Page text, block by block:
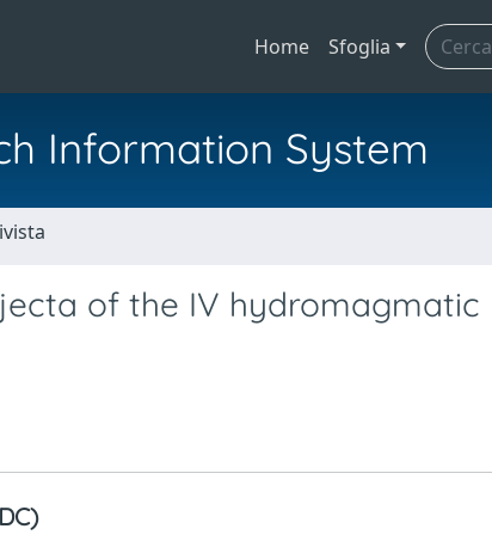
Home Sfoglia
Information System
of the IV hydromagmatic